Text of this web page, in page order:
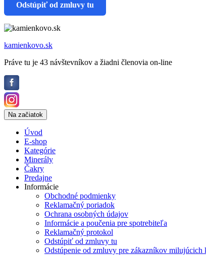
Odstúpiť od zmluvy tu
kamienkovo.sk
Práve tu je 43 návštevníkov a žiadni členovia on-line
Na začiatok
Úvod
E-shop
Kategórie
Minerály
Čakry
Predajne
Informácie
Obchodné podmienky
Reklamačný poriadok
Ochrana osobných údajov
Informácie a poučenia pre spotrebiteľa
Reklamačný protokol
Odstúpiť od zmluvy tu
Odstúpenie od zmluvy pre zákazníkov milujúcich